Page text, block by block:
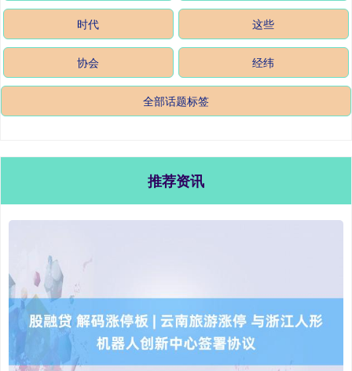
时代 这些
协会 经纬
全部话题标签
推荐资讯